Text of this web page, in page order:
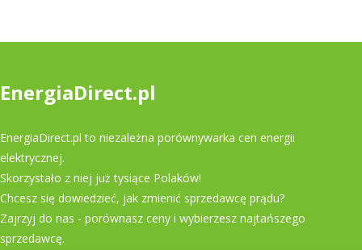
EnergiaDirect.pl
EnergiaDirect.pl to niezależna porównywarka cen energii
elektrycznej.
Skorzystało z niej już tysiące Polaków!
Chcesz się dowiedzieć, jak zmienić sprzedawcę prądu?
Zajrzyj do nas - porównasz ceny i wybierzesz najtańszego
sprzedawcę.